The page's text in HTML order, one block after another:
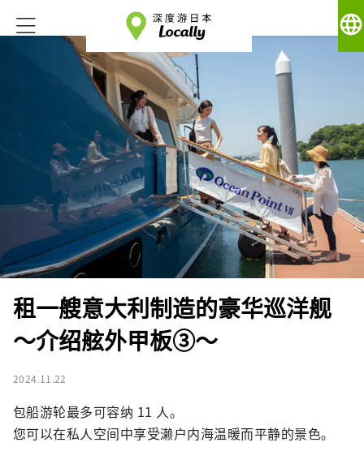
language
租一艘意大利制造的豪华巡洋舰
～介绍舷外甲板③～
2024.11.22
包船游轮最多可容纳 11 人。
您可以在私人空间中享受濑户内海温暖而平静的景色。